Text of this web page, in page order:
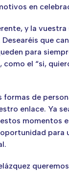
en
y la vuestra
que
para
como el “si,
formas de
enlace. Ya
momentos
para